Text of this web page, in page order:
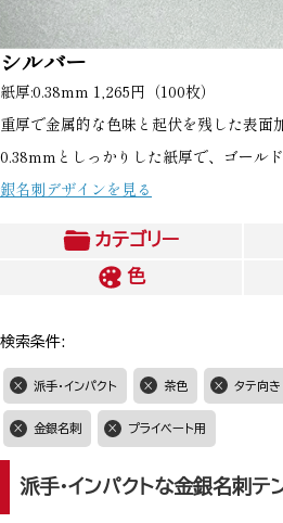
シルバー
紙厚:0.38mm 1,265円（100枚）
重厚で金属的な色味と起伏を残した表面
0.38mmとしっかりした紙厚で、ゴール
銀名刺デザインを見る
カテゴリー
色
検索条件:
派手・インパクト 茶色 タテ向き
金銀名刺 プライベート用
派手・インパクトな金銀名刺テ